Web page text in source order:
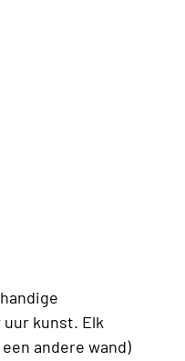
kunst. Elk
andere wand)